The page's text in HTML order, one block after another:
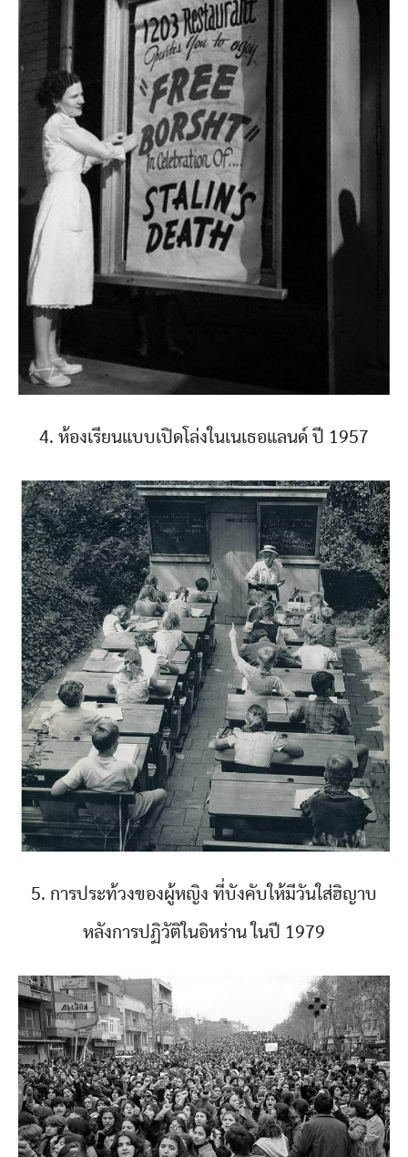
4. ห้องเรียนแบบเปิดโล่งในเนเธอแลนด์ ปี 1957
5. การประท้วงของผู้หญิง ที่บังคับให้มีวันใส่ฮิญาบ
หลังการปฏิวัติในอิหร่าน ในปี 1979